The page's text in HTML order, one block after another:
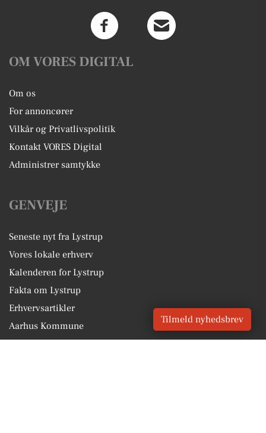
OM VORES DIGITAL
Om os
For annoncører
Vilkår og Privatlivspolitik
Kontakt VORES Digital
Administrer samtykke
GENVEJE
Seneste nyt fra Lystrup
Vores lokale erhverv
Kalenderen for Lystrup
Fakta om Lystrup
Erhvervsartikler
Aarhus Kommune
Tilmeld nyhedsbrev